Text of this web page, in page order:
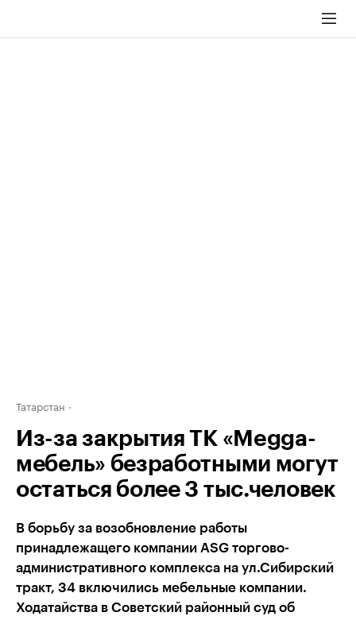
Татарстан
Из-за закрытия ТК «Megga-
мебель» безработными могут
остаться более 3 тыс.человек
В борьбу за возобновление работы
принадлежащего компании ASG торгово-
административного комплекса на ул.Сибирский
тракт, 34 включились мебельные компании.
Ходатайства в Советский районный суд об